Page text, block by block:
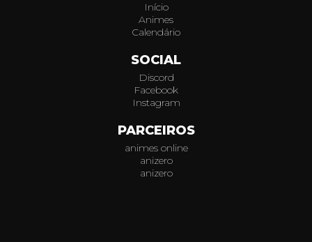
Início
Animes
Calendário
SOCIAL
Discord
Facebook
Instagram
PARCEIROS
animes online
anizero
anizero